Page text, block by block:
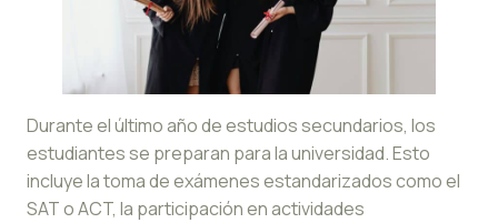
Durante el último año de estudios secundarios, los
estudiantes se preparan para la universidad. Esto
incluye la toma de exámenes estandarizados como el
SAT o ACT, la participación en actividades